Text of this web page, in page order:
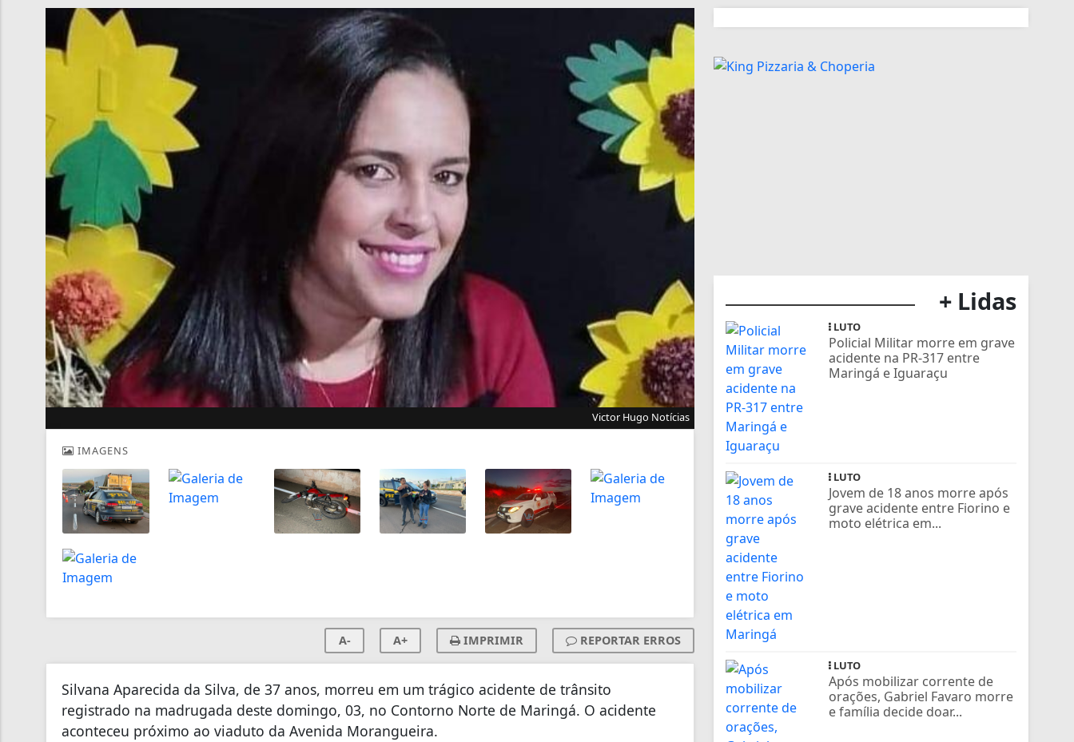
Victor Hugo Notícias
IMAGENS
A- A+ IMPRIMIR REPORTAR ERROS
Silvana Aparecida da Silva, de 37 anos, morreu em um trágico acidente de trânsito
registrado na madrugada deste domingo, 03, no Contorno Norte de Maringá. O acidente
aconteceu próximo ao viaduto da Avenida Morangueira.
+ Lidas
LUTO
Policial Militar morre em grave
acidente na PR-317 entre
Maringá e Iguaraçu
LUTO
Jovem de 18 anos morre após
grave acidente entre Fiorino e
moto elétrica em...
LUTO
Após mobilizar corrente de
orações, Gabriel Favaro morre
e família decide doar...